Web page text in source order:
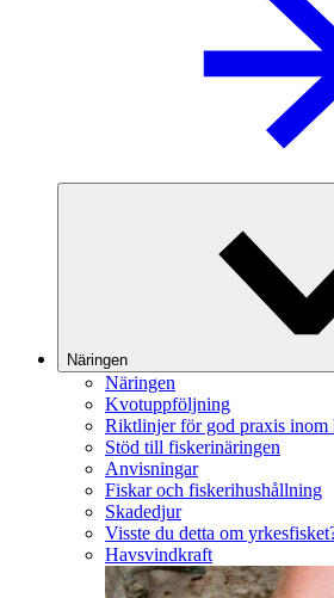
Näringen
Näringen
Kvotuppföljning
Riktlinjer för god praxis inom
Stöd till fiskerinäringen
Anvisningar
Fiskar och fiskerihushållning
Skadedjur
Visste du detta om
Havsvindkraft